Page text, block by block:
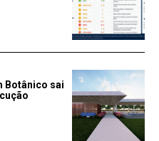
Botânico sai